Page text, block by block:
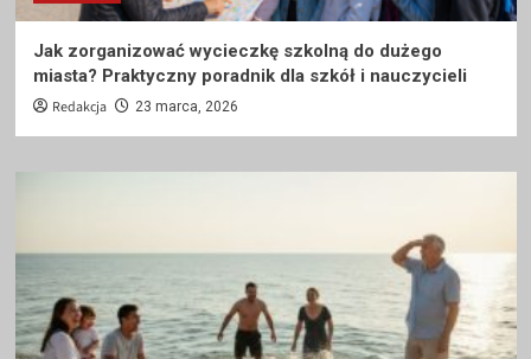
Jak zorganizować wycieczkę szkolną do dużego
miasta? Praktyczny poradnik dla szkół i nauczycieli
Redakcja 23 marca, 2026